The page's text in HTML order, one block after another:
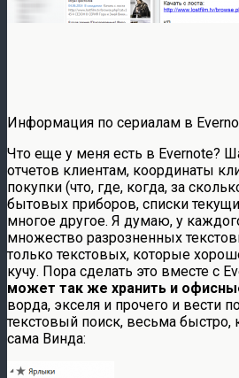
Информация по сериалам в
Что еще у меня есть в Evernote?
отчетов клиентам, координаты
покупки (что, где, когда, за
бытовых приборов, списки
многое другое. Я думаю, у
множество разрозненных
только текстовых, которые
кучу. Пора сделать это вместе с
может так же хранить и
ворда, экселя и прочего и вести
текстовый поиск, весьма быстро,
сама Винда: